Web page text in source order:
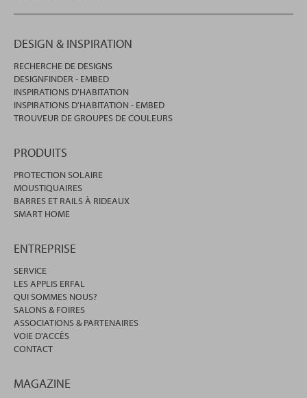
DESIGN & INSPIRATION
RECHERCHE DE DESIGNS
DESIGNFINDER - EMBED
INSPIRATIONS D'HABITATION
INSPIRATIONS D'HABITATION - EMBED
TROUVEUR DE GROUPES DE COULEURS
PRODUITS
PROTECTION SOLAIRE
MOUSTIQUAIRES
BARRES ET RAILS À RIDEAUX
SMART HOME
ENTREPRISE
SERVICE
LES APPLIS ERFAL
QUI SOMMES NOUS?
SALONS & FOIRES
ASSOCIATIONS & PARTENAIRES
VOIE D'ACCÈS
CONTACT
MAGAZINE